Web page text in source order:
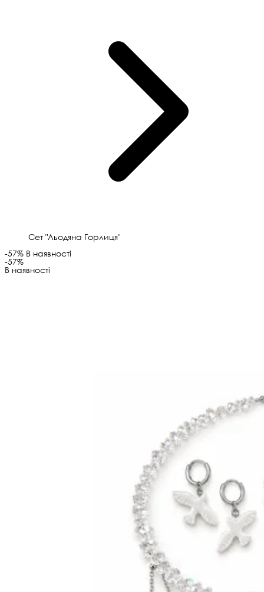
Сет "Льодяна Горлиця"
-57% В наявності
-57%
В наявності